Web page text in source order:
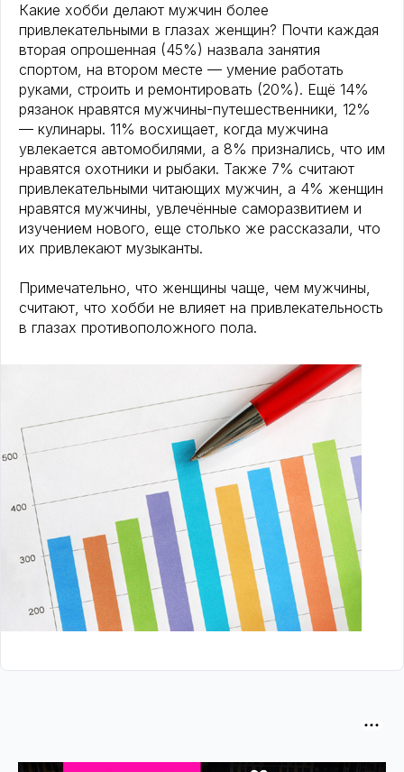
Какие хобби делают мужчин более
привлекательными в глазах женщин? Почти каждая
вторая опрошенная (45%) назвала занятия
спортом, на втором месте — умение работать
руками, строить и ремонтировать (20%). Ещё 14%
рязанок нравятся мужчины-путешественники, 12%
— кулинары. 11% восхищает, когда мужчина
увлекается автомобилями, а 8% признались, что им
нравятся охотники и рыбаки. Также 7% считают
привлекательными читающих мужчин, а 4% женщин
нравятся мужчины, увлечённые саморазвитием и
изучением нового, еще столько же рассказали, что
их привлекают музыканты.
Примечательно, что женщины чаще, чем мужчины,
считают, что хобби не влияет на привлекательность
в глазах противоположного пола.